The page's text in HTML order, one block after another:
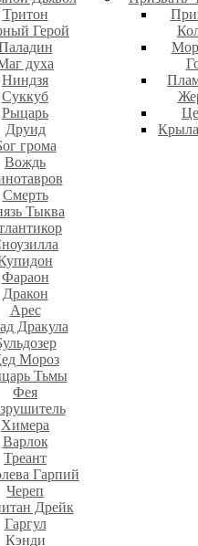
Тритон
Герой
духа
Ниндзя
Суккуб
Рыцарь
Друид
грома
Вождь
Смерть
Тыква
Фараон
Дракон
Арес
Дракула
Мороз
Тьмы
Фея
Химера
Варлок
Треант
Гарпий
Череп
Дрейк
Гаргул
Кэнди